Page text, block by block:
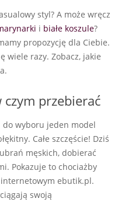
styl? A może wręcz
i białe koszule?
propozycję dla Ciebie.
wiele razy. Zobacz, jakie
przebierać
do wyboru jeden model
Całe szczęście! Dziś
męskich, dobierać
Pokazuje to chociażby
ebutik.pl.
swoją